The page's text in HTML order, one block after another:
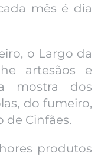
mês é dia
o Largo da
artesãos e
mostra dos
do fumeiro,
de Cinfães.
produtos